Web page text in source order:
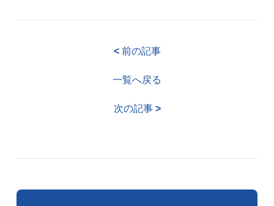
< 前の記事
一覧へ戻る
次の記事>